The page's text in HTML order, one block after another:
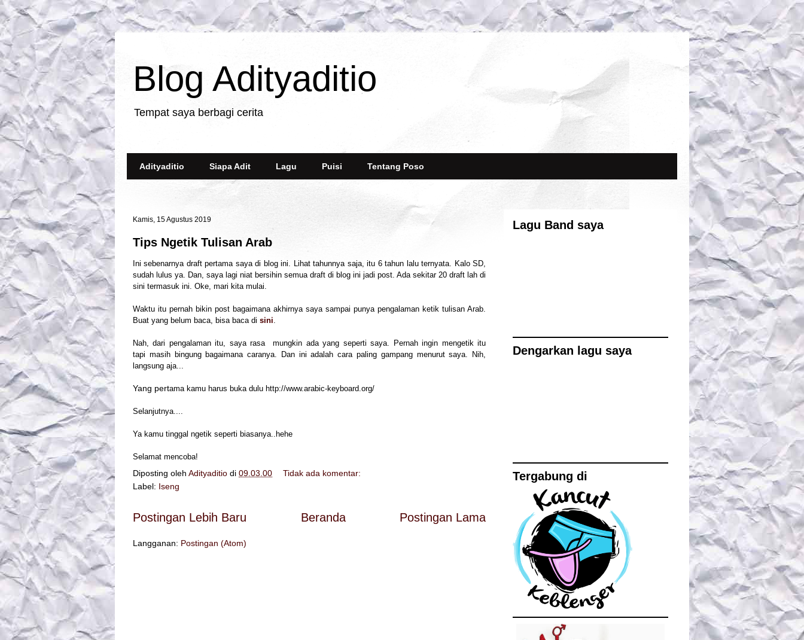
Blog Adityaditio
Tempat saya berbagi cerita
Adityaditio Siapa Adit Lagu Puisi Tentang Poso
Kamis, 15 Agustus 2019
Tips Ngetik Tulisan Arab
Ini sebenarnya draft pertama saya di blog ini. Lihat tahunnya saja, itu 6 tahun lalu ternyata. Kalo SD,
sudah lulus ya. Dan, saya lagi niat bersihin semua draft di blog ini jadi post. Ada sekitar 20 draft lah di
sini termasuk ini. Oke, mari kita mulai.
Waktu itu pernah bikin post bagaimana akhirnya saya sampai punya pengalaman ketik tulisan Arab.
Buat yang belum baca, bisa baca di sini.
Nah, dari pengalaman itu, saya rasa mungkin ada yang seperti saya. Pernah ingin mengetik itu
tapi masih bingung bagaimana caranya. Dan ini adalah cara paling gampang menurut saya. Nih,
langsung aja...
Yang pertama kamu harus buka dulu http://www.arabic-keyboard.org/
Selanjutnya....
Ya kamu tinggal ngetik seperti biasanya..hehe
Selamat mencoba!
Diposting oleh Adityaditio di 09.03.00
Tidak ada komentar:
Label: Iseng
Postingan Lebih Baru Postingan Lama
Beranda
Langganan: Postingan (Atom)
Lagu Band saya
Dengarkan lagu saya
Tergabung di